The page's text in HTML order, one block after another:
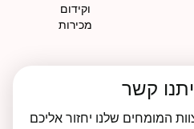
וקידום
מכירות
קשר
המומחים שלנו יחזור אליכם